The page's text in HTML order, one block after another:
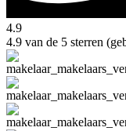
4.9
4.9 van de 5 sterren